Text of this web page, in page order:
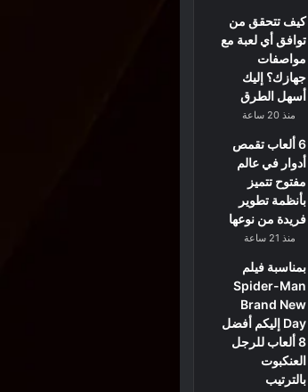
كيف تتحقق من
توافق أي لعبة مع
مواصفات
جهازك؟ إليك
أسهل الطرق
منذ 20 ساعة
6 ألعاب تقمص
أدوار في عالم
مفتوح تتميز
بأنظمة تطوير
فريدة من نوعها
منذ 21 ساعة
بمناسبة فيلم
Spider-Man
Brand New
Day إليكم أفضل
8 ألعاب للرجل
العنكبوت
بالترتيب